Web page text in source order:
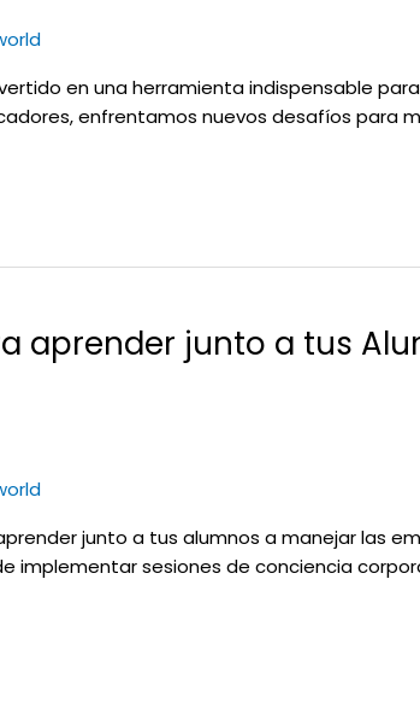
en una herramienta indispensable
enfrentamos nuevos desafíos
aprender junto a tus
junto a tus alumnos a manejar las
implementar sesiones de conciencia